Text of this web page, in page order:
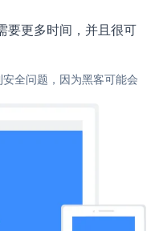
更多时间，并且很可
全问题，因为黑客可能会